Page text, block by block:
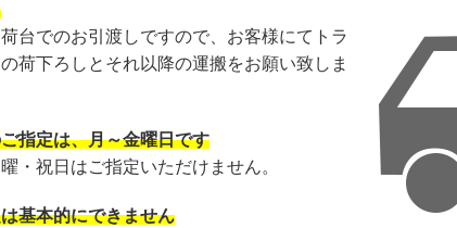
荷台でのお引渡しですので、お客様にてトラ
荷下ろしとそれ以降の運搬をお願い致しま
指定は、月～金曜日です
・祝日はご指定いただけません。
基本的にできません